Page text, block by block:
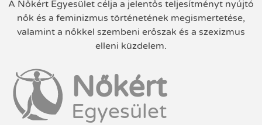
A Nőkért Egyesület célja a jelentős teljesítményt nyújtó
nők és a feminizmus történetének megismertetése,
valamint a nőkkel szembeni erőszak és a szexizmus
elleni küzdelem.
Nőkért
Egyesület